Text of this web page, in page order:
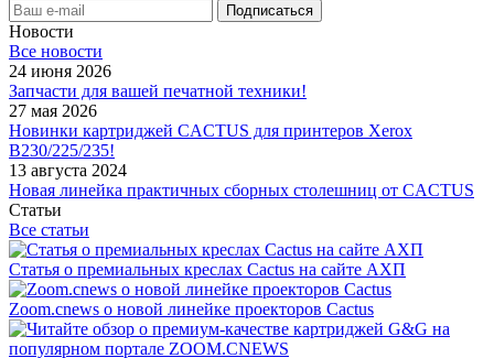
Новости
Все новости
24 июня 2026
Запчасти для вашей печатной техники!
27 мая 2026
Новинки картриджей CACTUS для принтеров Xerox
B230/225/235!
13 августа 2024
Новая линейка практичных сборных столешниц от CACTUS
Статьи
Все статьи
Статья о премиальных креслах Cactus на сайте АХП
Zoom.cnews о новой линейке проекторов Cactus